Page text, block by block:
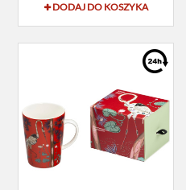
DODAJ DO KOSZYKA